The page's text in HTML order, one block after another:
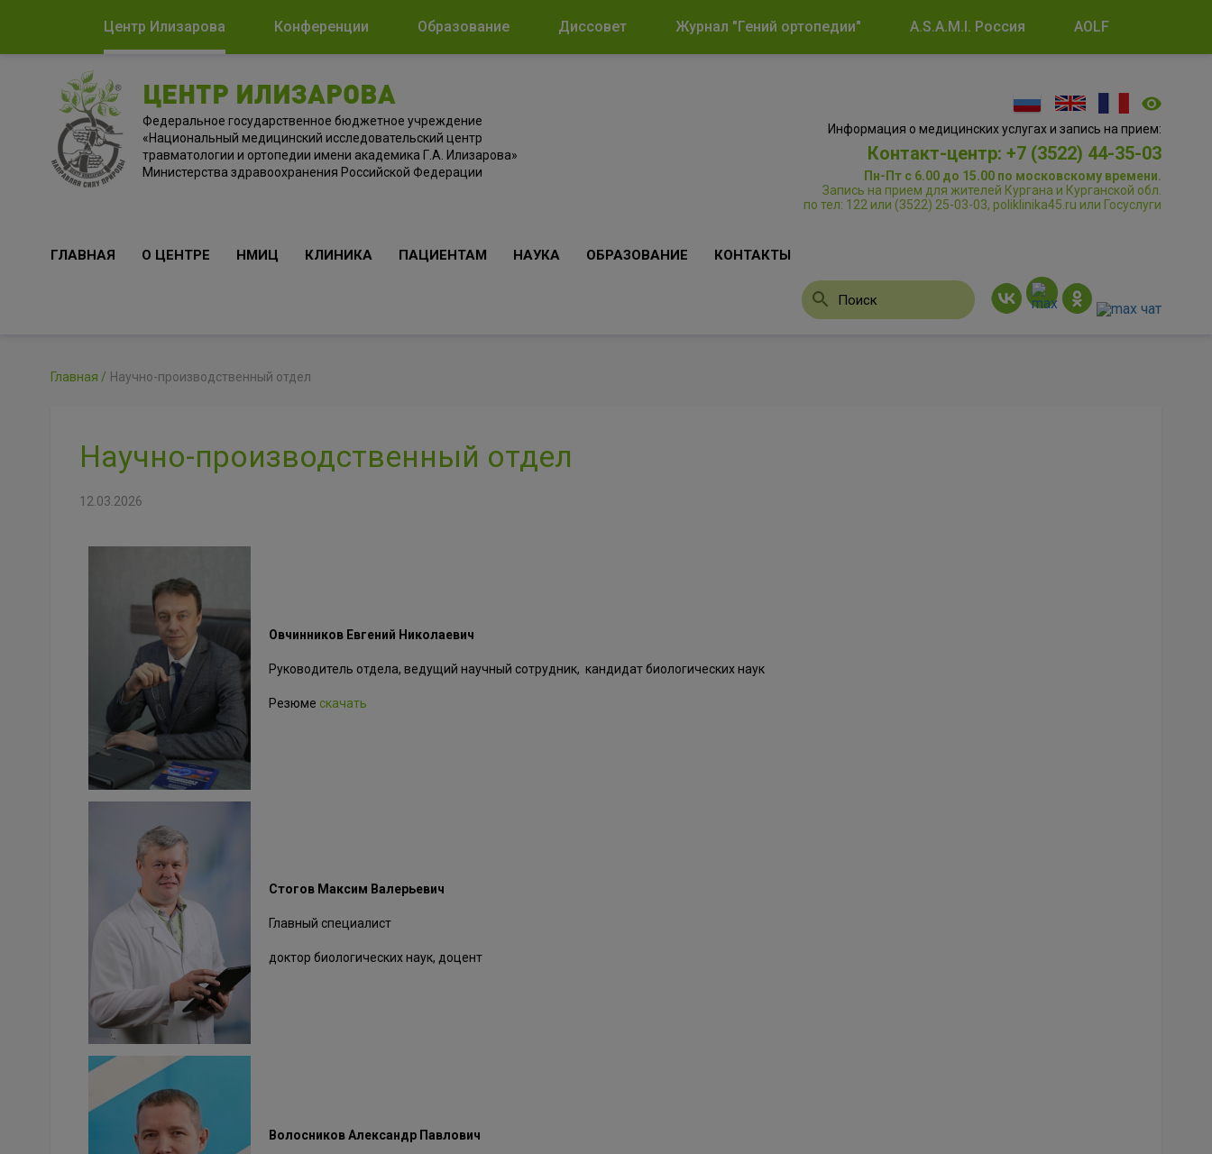
Центр Илизарова Конференции Образование Диссовет Журнал "Гений ортопедии" A.S.A.M.I. Россия AOLF
ЦЕНТР ИЛИЗАРОВА
Федеральное государственное бюджетное учреждение
«Национальный медицинский исследовательский центр
травматологии и ортопедии имени академика Г.А. Илизарова»
Министерства здравоохранения Российской Федерации
Информация о медицинских услугах и запись на прием:
Контакт-центр: +7 (3522) 44-35-03
Пн-Пт с 6.00 до 15.00 по московскому времени.
Запись на прием для жителей Кургана и Курганской обл.
по тел: 122 или (3522) 25-03-03, poliklinika45.ru или Госуслуги
ГЛАВНАЯ О ЦЕНТРЕ НМИЦ КЛИНИКА ПАЦИЕНТАМ НАУКА ОБРАЗОВАНИЕ КОНТАКТЫ
Главная Научно-производственный отдел
Научно-производственный отдел
12.03.2026
Овчинников Евгений Николаевич
Руководитель отдела, ведущий научный сотрудник, кандидат биологических наук
Резюме скачать
Стогов Максим Валерьевич
Главный специалист
доктор биологических наук, доцент
Волосников Александр Павлович